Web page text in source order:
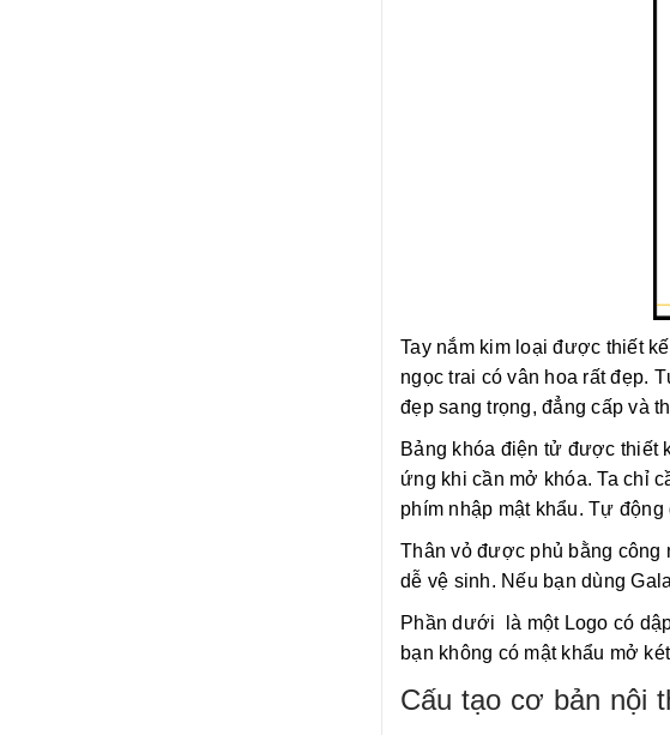
Tay nắm kim loại được thiết
ngọc trai có vân hoa rất đẹp.
đẹp sang trọng, đẳng cấp và
Bảng khóa điện tử được thiết
ứng khi cần mở khóa. Ta chỉ
phím nhập mật khẩu. Tự
Thân vỏ được phủ bằng công
dễ vệ sinh. Nếu bạn dùng
Phần dưới là một Logo có
bạn không có mật khẩu mở
Cấu tạo cơ bản nội